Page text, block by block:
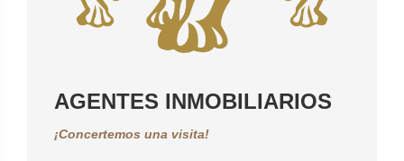
AGENTES INMOBILIARIOS
¡Concertemos una visita!